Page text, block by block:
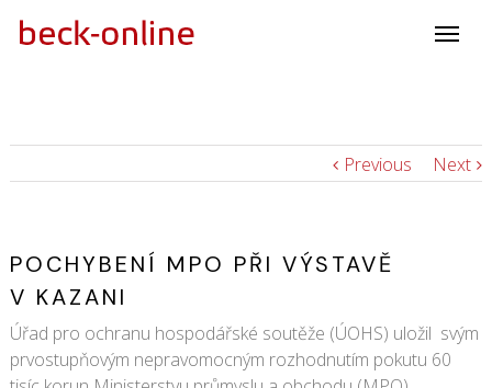
Previous Next
POCHYBENÍ MPO PŘI VÝSTAVĚ
V KAZANI
Úřad pro ochranu hospodářské soutěže (ÚOHS) uložil svým
prvostupňovým nepravomocným rozhodnutím pokutu 60